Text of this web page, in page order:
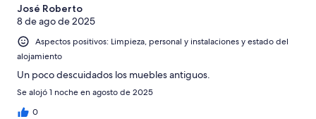
José Roberto
8 de ago de 2025
Aspectos positivos: Limpieza, personal y instalaciones y estado del
alojamiento
Un poco descuidados los muebles antiguos.
Se alojó 1 noche en agosto de 2025
0